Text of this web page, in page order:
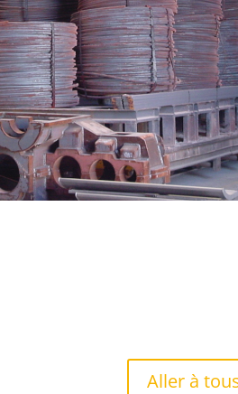
Aller à